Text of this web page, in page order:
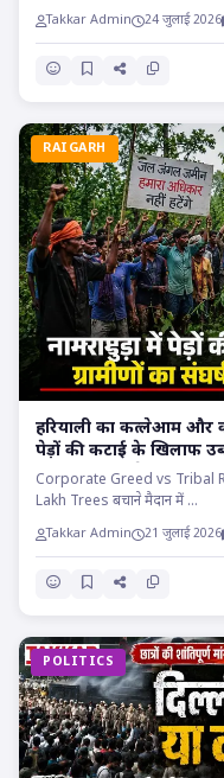
Takkar Admin 24 जुलाई 2026
RAIGARH
हरियाली का कत्लेआम और
पेड़ों की कटाई के खिलाफ
वादा निकला सफेद झूठ!!
Corporate Greed vs Tribal
Lakh Trees बचाने मैदान में ...
Takkar Admin 21 जुलाई 2026
POLITICS